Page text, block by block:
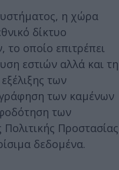
η χώρα
δίκτυο
οποίο επιτρέπει
εστιών αλλά και τη
των
των καμένων
των
Προστασίας
δεδομένα.